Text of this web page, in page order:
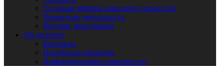
Создание Фабрик имитации процессов
Проектная деятельность
Коучинг менеджеров
Об эксперте
Контакты
Портфолио проектов
Информационное партнёрство